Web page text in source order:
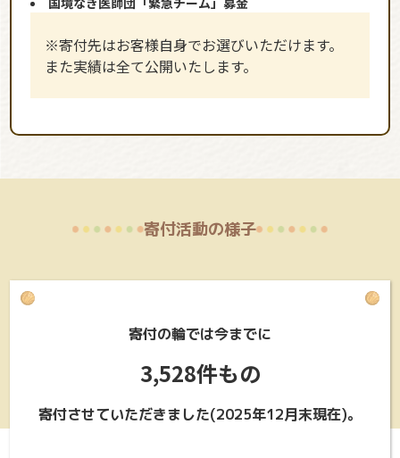
※寄付先はお客様自身でお選びいただけます。
また実績は全て公開いたします。
寄付活動の様子
寄付の輪では今までに
3,528件もの
寄付させていただきました(2025年12月末現在)。